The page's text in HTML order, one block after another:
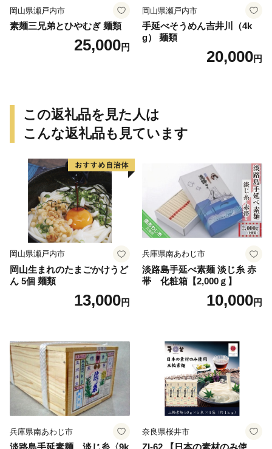
岡山県瀬戸内市
素麺三兄弟とひやむぎ 麺類
25,000円
岡山県瀬戸内市
手延べそうめん吉井川（4k
g） 麺類
20,000円
この返礼品を見た人は
こんな返礼品も見ています
岡山県瀬戸内市
岡山生まれのたまごかけうど
ん 5個 麺類
13,000円
兵庫県南あわじ市
淡路島手延べ素麺 淡じ糸 赤
帯 化粧箱【2,000ｇ】
10,000円
兵庫県南あわじ市 奈良県桜井市